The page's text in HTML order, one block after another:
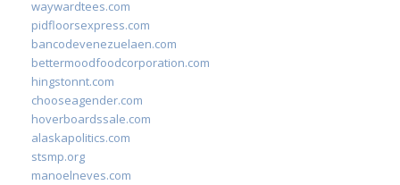
waywardtees.com
pidfloorsexpress.com
bancodevenezuelaen.com
bettermoodfoodcorporation.com
hingstonnt.com
chooseagender.com
hoverboardssale.com
alaskapolitics.com
stsmp.org
manoelneves.com